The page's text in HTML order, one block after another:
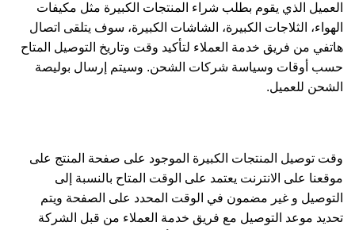
العميل الذي يقوم بطلب شراء المنتجات الكبيرة مثل مكيفات
الهواء، الثلاجات الكبيرة، الشاشات الكبيرة، سوف يتلقى اتصال
هاتفي من فريق خدمة العملاء لتأكيد وقت وتاريخ التوصيل المتاح
حسب أوقات وسياسة شركات الشحن. وسيتم إرسال بوليصة
الشحن للعميل.
وقت توصيل المنتجات الكبيرة الموجود على صفحة المنتج على
موقعنا على الانترنت يعتمد على الوقت المتاح بالنسبة إلى
التوصيل و غير مضمون في الوقت المحدد على الصفحة ويتم
تحديد موعد التوصيل مع فريق خدمة العملاء من قبل الشركة